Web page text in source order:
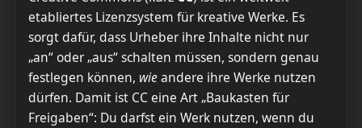
etabliertes Lizenzsystem für kreative Werke. Es
sorgt dafür, dass Urheber ihre Inhalte nicht nur
„an“ oder „aus“ schalten müssen, sondern genau
festlegen können, wieandere ihre Werke nutzen
dürfen. Damit ist CC eine Art „Baukasten für
Freigaben“: Du darfst ein Werk nutzen, wenn du